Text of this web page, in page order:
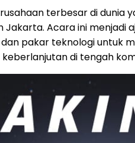
terbesar di
Jakarta. Acara ini menjadi
pakar teknologi
di tengah